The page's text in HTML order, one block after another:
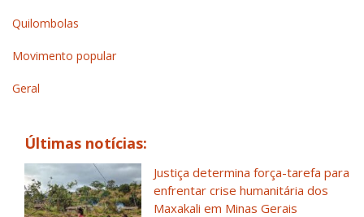
Quilombolas
Movimento popular
Geral
Últimas notícias:
Justiça determina força-tarefa para
enfrentar crise humanitária dos
Maxakali em Minas Gerais